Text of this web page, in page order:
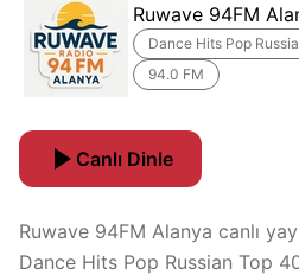
Ruwave 94FM
Dance Hits Pop
94.0 FM
Canlı Dinle
Ruwave 94FM Alanya canlı
Dance Hits Pop Russian Top